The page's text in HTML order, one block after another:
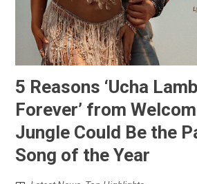
5 Reasons ‘Ucha
Forever’ from
Jungle Could Be the
Song of the Year